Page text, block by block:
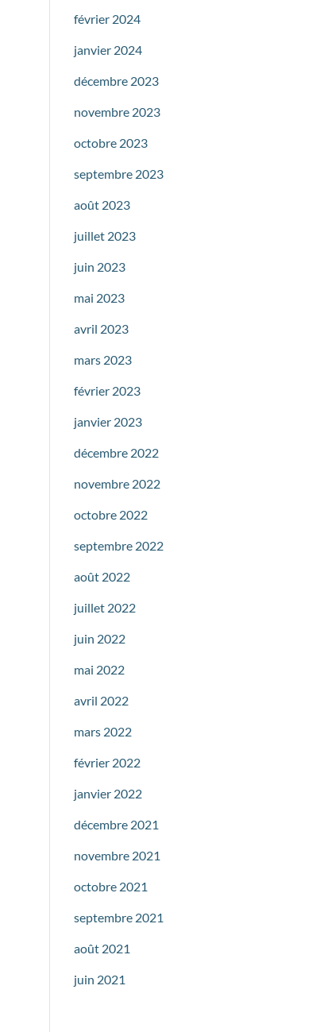
février 2024
janvier 2024
décembre 2023
novembre 2023
octobre 2023
septembre 2023
août 2023
juillet 2023
juin 2023
mai 2023
avril 2023
mars 2023
février 2023
janvier 2023
décembre 2022
novembre 2022
octobre 2022
septembre 2022
août 2022
juillet 2022
juin 2022
mai 2022
avril 2022
mars 2022
février 2022
janvier 2022
décembre 2021
novembre 2021
octobre 2021
septembre 2021
août 2021
juin 2021